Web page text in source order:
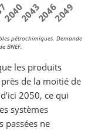
2040204320462049
pétrochimiques. Demande
BNEF.
les produits
de la moitié de
2050, ce qui
systèmes
passées ne